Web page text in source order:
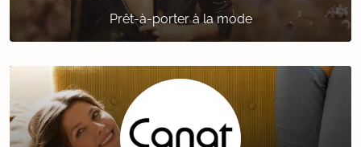
Prêt-à-porter à la mode